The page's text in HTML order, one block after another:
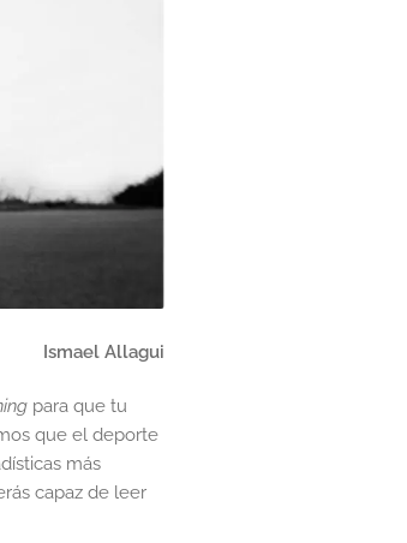
Ismael Allagui
para que tu
que el deporte
más
capaz de leer